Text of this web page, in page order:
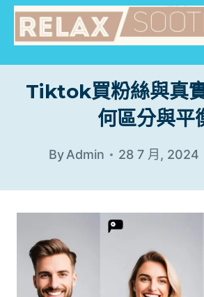
Skip
content
Tiktok買粉絲與真
何區分與平
ByAdmin 28 7 月, 2024